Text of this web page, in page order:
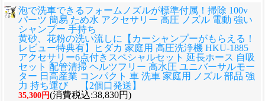
泡で洗車できるフォームノズルが標準付属！掃除 100v
パーツ 簡易 ため水 アクセサリー 高圧 ノズル 電動 強い
シャンプー 手持ち
黄砂、花粉の洗い流しに 【カーシャンプーがもらえる！
レビュー特典有】ヒダカ 家庭用 高圧洗浄機 HKU-1885
アクセサリー6点付きスペシャルセット 延長ホース 自吸
セット 配管清掃 ヘルツフリー 高水圧 ユニバーサルモー
ター 日高産業 コンパクト 車 洗車 家庭用 ノズル 部品 強
力 持ち運び 【2個口発送】
35,300円(消費税込:38,830円)